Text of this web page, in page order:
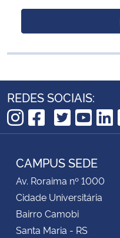
REDES SOCIAIS:
Instagram
Facebook
TikTok
Twitter
CAMPUS SEDE
Av. Roraima nº 1000
Cidade Universitária
Bairro Camobi
Santa Maria - RS